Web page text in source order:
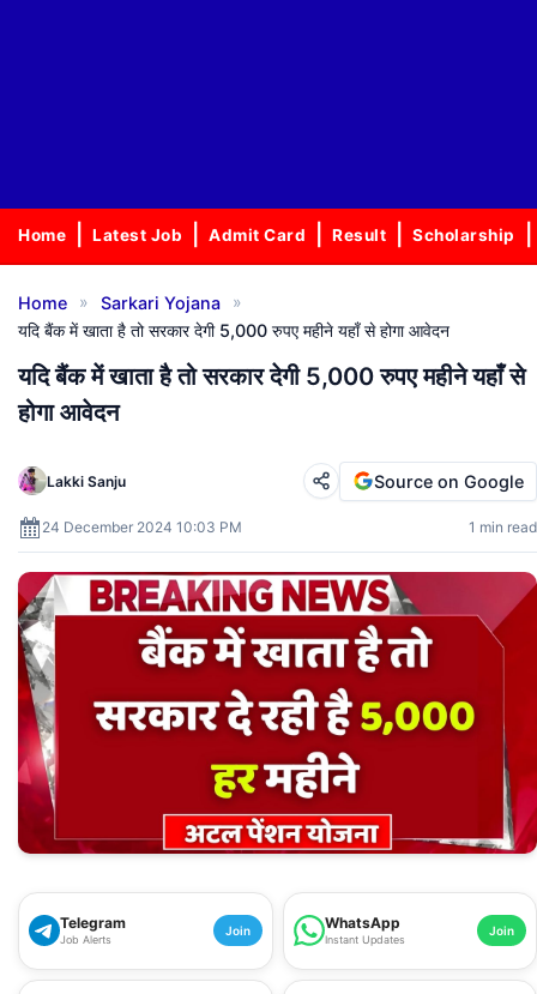
Home Latest Job Admit Card Result Scholarship
Home » Sarkari Yojana
»
यदि बैंक में खाता है तो सरकार देगी 5,000 रुपए महीने यहाँ से होगा आवेदन
यदि बैंक में खाता है तो सरकार देगी 5,000 रुपए महीने यहाँ से
होगा आवेदन
Lakki Sanju
24 December 2024 10:03 PM 1 min read
Source on Google
Telegram
Job Alerts
Join WhatsApp
Instant Updates
Join